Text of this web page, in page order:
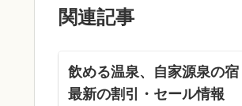
関連記事
飲める温泉、自家源泉の
最新の割引・セール情報